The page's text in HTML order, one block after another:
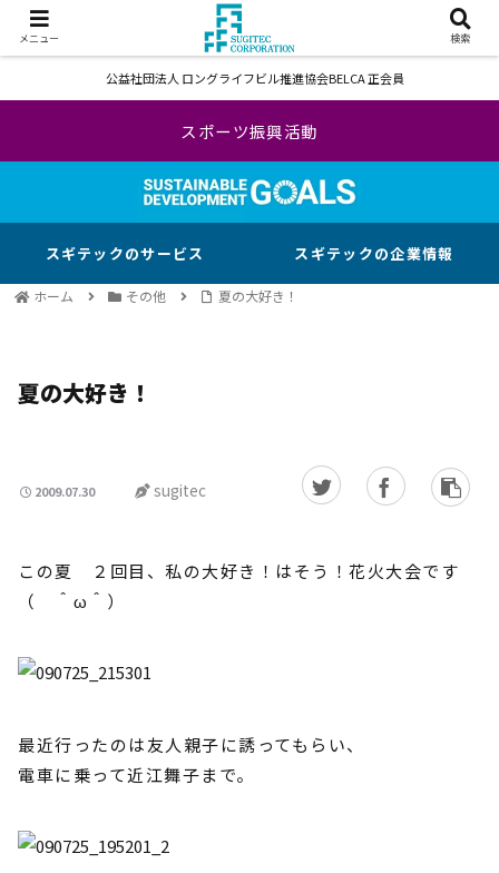
公益社団法人 ロングライフビル推進協会BELCA 正会員
スポーツ振興活動
スギテックのサービス スギテックの企業情報
ホーム その他 夏の大好き！
夏の大好き！
2009.07.30 sugitec
この夏 ２回目、私の大好き！はそう！花火大会です
（ ＾ω＾）
最近行ったのは友人親子に誘ってもらい、
電車に乗って近江舞子まで。
メニュー 検索